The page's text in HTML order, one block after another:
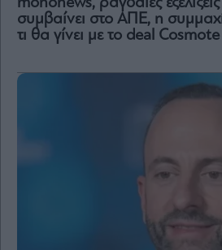
συμβαίνει στο ΑΠΕ, η
τι θα γίνει με το deal